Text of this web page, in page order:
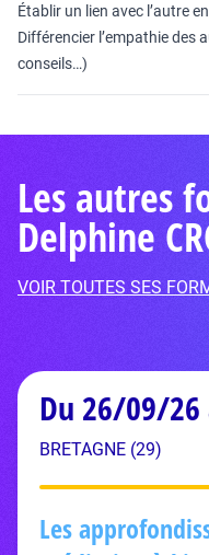
Établir un lien avec l’autre
Différencier l’empathie des
conseils…)
Les autres
Delphine
VOIR TOUTES SES
Du 26/09/
BRETAGNE (29)
Les